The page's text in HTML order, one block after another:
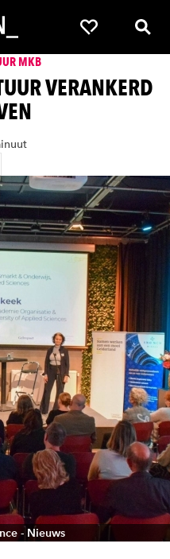
Favorieten
MKB
VERANKERD
- Nieuws